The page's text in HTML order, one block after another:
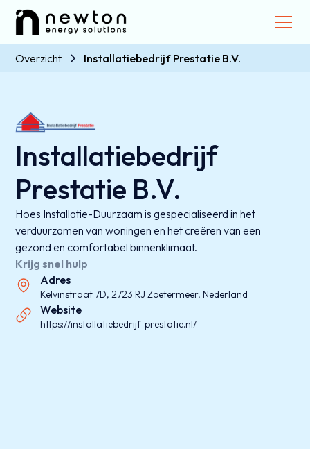
Overzicht Installatiebedrijf Prestatie B.V.
Installatiebedrijf
Prestatie B.V.
Hoes Installatie-Duurzaam is gespecialiseerd in het
verduurzamen van woningen en het creëren van een
gezond en comfortabel binnenklimaat.
Krijg snel hulp
Adres
Kelvinstraat 7D, 2723 RJ Zoetermeer, Nederland
Website
https://installatiebedrijf-prestatie.nl/